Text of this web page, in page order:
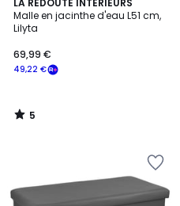
LA REDOUTE INTERIEURS
Malle en jacinthe d'eau L51 cm,
Lilyta
49,22 €
69,99 €
/
5
5
/